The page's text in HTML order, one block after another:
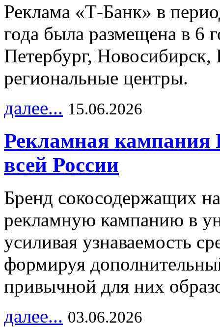
Реклама «Т-Банк» в
года была размещена в 6
Петербург,
региональные центры.
далее... 15.06.2026
Рекламная
всей России
Бренд сокосодержащих
рекламную кампанию в
усиливая узнаваемость
формируя
привычной для них
далее... 03.06.2026